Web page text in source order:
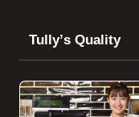
Tullyʼs Quality